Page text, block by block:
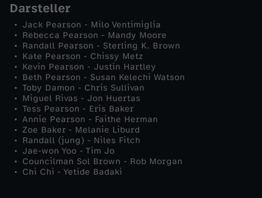
L
e
b
e
n
-
S
Darsteller
Jack Pearson - Milo Ventimiglia
Rebecca Pearson - Mandy Moore
Randall Pearson - Sterling K. Brown
Kate Pearson - Chissy Metz
Kevin Pearson - Justin Hartley
Beth Pearson - Susan Kelechi Watson
Toby Damon - Chris Sullivan
Miguel Rivas - Jon Huertas
Tess Pearson - Eris Baker
Annie Pearson - Faithe Herman
Zoe Baker - Melanie Liburd
Randall (jung) - Niles Fitch
Jae-won Yoo - Tim Jo
Councilman Sol Brown - Rob Morgan
Chi Chi - Yetide Badaki